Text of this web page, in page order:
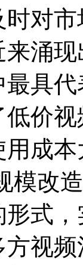
对
涌
具
价
成
模改
式
视